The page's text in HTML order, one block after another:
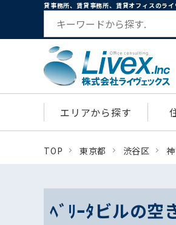
貸事務所、賃貸事務所、賃貸オフィスのライ
エリアから探す
TOP 東京都 渋谷区
ﾍﾞﾘｰﾀビルの空